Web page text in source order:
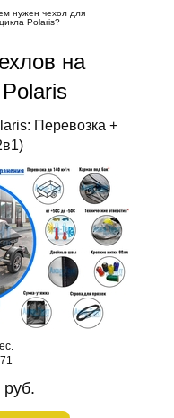
нужен чехол для
Polaris?
на
Polaris
Перевозка +